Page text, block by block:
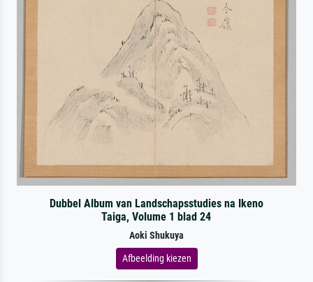
Dubbel Album van Landschapsstudies na Ikeno
Taiga, Volume 1 blad 24
Aoki Shukuya
Afbeelding kiezen